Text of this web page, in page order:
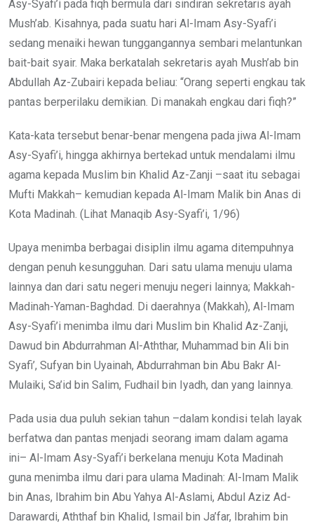
Asy-Syafi’i pada fiqh bermula dari sindiran sekretaris ayah
Mush’ab. Kisahnya, pada suatu hari Al-Imam Asy-Syafi’i
sedang menaiki hewan tunggangannya sembari melantunkan
bait-bait syair. Maka berkatalah sekretaris ayah Mush’ab bin
Abdullah Az-Zubairi kepada beliau: “Orang seperti engkau tak
pantas berperilaku demikian. Di manakah engkau dari fiqh?”
Kata-kata tersebut benar-benar mengena pada jiwa Al-Imam
Asy-Syafi’i, hingga akhirnya bertekad untuk mendalami ilmu
agama kepada Muslim bin Khalid Az-Zanji –saat itu sebagai
Mufti Makkah– kemudian kepada Al-Imam Malik bin Anas di
Kota Madinah. (Lihat Manaqib Asy-Syafi’i, 1/96)
Upaya menimba berbagai disiplin ilmu agama ditempuhnya
dengan penuh kesungguhan. Dari satu ulama menuju ulama
lainnya dan dari satu negeri menuju negeri lainnya; Makkah-
Madinah-Yaman-Baghdad. Di daerahnya (Makkah), Al-Imam
Asy-Syafi’i menimba ilmu dari Muslim bin Khalid Az-Zanji,
Dawud bin Abdurrahman Al-Aththar, Muhammad bin Ali bin
Syafi’, Sufyan bin Uyainah, Abdurrahman bin Abu Bakr Al-
Mulaiki, Sa’id bin Salim, Fudhail bin Iyadh, dan yang lainnya.
Pada usia dua puluh sekian tahun –dalam kondisi telah layak
berfatwa dan pantas menjadi seorang imam dalam agama
ini– Al-Imam Asy-Syafi’i berkelana menuju Kota Madinah
guna menimba ilmu dari para ulama Madinah: Al-Imam Malik
bin Anas, Ibrahim bin Abu Yahya Al-Aslami, Abdul Aziz Ad-
Darawardi, Aththaf bin Khalid, Ismail bin Ja’far, Ibrahim bin